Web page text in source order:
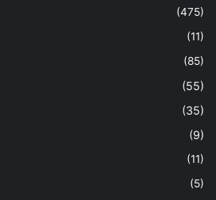
(475)
(11)
(85)
(55)
(35)
(9)
(11)
(5)